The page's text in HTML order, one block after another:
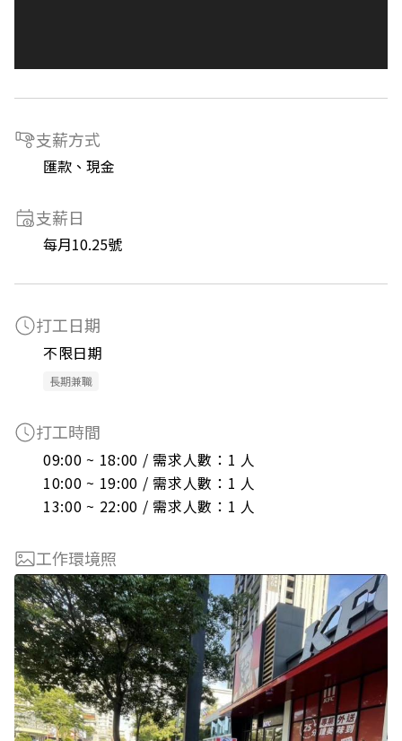
支薪方式
匯款、現金
支薪日
每月10.25號
打工日期
不限日期
長期兼職
打工時間
09:00 ~ 18:00 / 需求人數：1 人
10:00 ~ 19:00 / 需求人數：1 人
13:00 ~ 22:00 / 需求人數：1 人
工作環境照